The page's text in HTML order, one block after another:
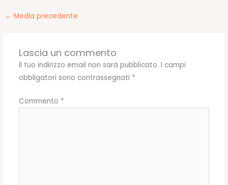
← Media precedente
Lascia un commento
Il tuo indirizzo email non sarà pubblicato. I campi
obbligatori sono contrassegnati *
Commento *